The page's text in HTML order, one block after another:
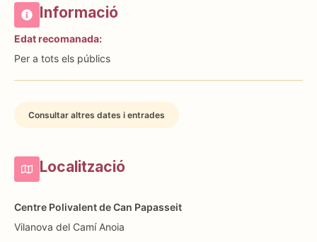
Informació
Edat recomanada:
Per a tots els públics
Consultar altres dates i entrades
Localització
Centre Polivalent de Can Papasseit
Vilanova del Camí Anoia